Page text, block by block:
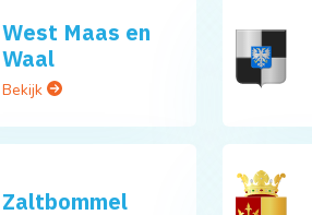
West Maas en
Waal
Bekijk
Zaltbommel